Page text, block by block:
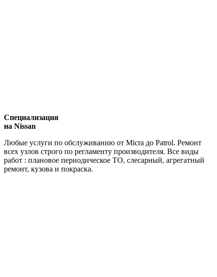
Специализация
на Nissan
Любые услуги по обслуживанию от Micra до Patrol. Ремонт
всех узлов строго по регламенту производителя. Все виды
работ : плановое периодическое ТО, слесарный, агрегатный
ремонт, кузова и покраска.